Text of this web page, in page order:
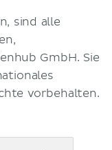
sind alle
GmbH. Sie
vorbehalten.